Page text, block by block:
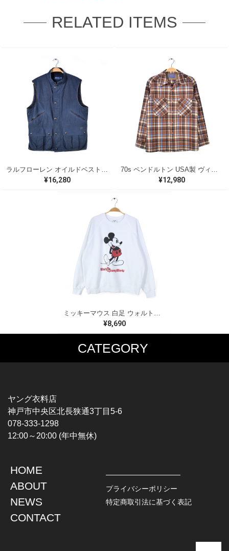
RELATED ITEMS
¥16,280 ¥12,980
ミッキーマウス 白足 ウォルトディズニーオフィシャル スウェット ホワイト WALT DISNEY WORLD ウォルトディズニーオフィシャル サイズXL相当 古着 CF0995
¥8,690
CATEGORY
MUSIC TEE
HARDCORE / PUNK
PROGLESSIVE ROCK
POPS
SOUL / R&B
T-SHIRTS
CHAMPION
TOPS
L / S SHIRT
S / S SHIRT
HAWAIIAN SHIRT
JACKET
DENIM
LEATHER
ヤング衣料店
神戸市中央区北長狭通3丁目5-6
078-333-1298
12:00～20:00 (年中無休)
HOME
ABOUT
NEWS
CONTACT
プライバシーポリシー
特定商取引法に基づく表記